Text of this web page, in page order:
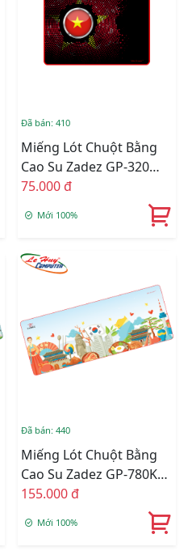
Đã bán: 410
Miếng Lót Chuột Bằng
Cao Su Zadez GP-320
(Đen)
75.000 đ
Mới 100%
Đã bán: 440
Miếng Lót Chuột Bằng
Cao Su Zadez GP-780K
(Xanh)
155.000 đ
Mới 100%